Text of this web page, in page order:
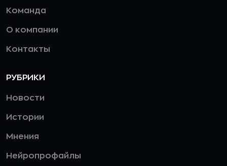
Команда
О компании
Контакты
РУБРИКИ
Новости
Истории
Мнения
Нейропрофайлы